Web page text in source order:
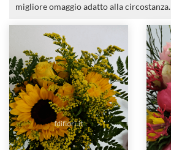
migliore omaggio adatto alla circostanza.